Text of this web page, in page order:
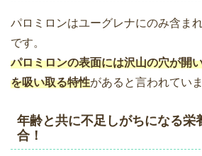
パロミロンはユーグレナにのみ含ま
です。
パロミロンの表面には沢山の穴が開
を吸い取る特性があると言われていま
年齢と共に不足しがちになる栄
合！